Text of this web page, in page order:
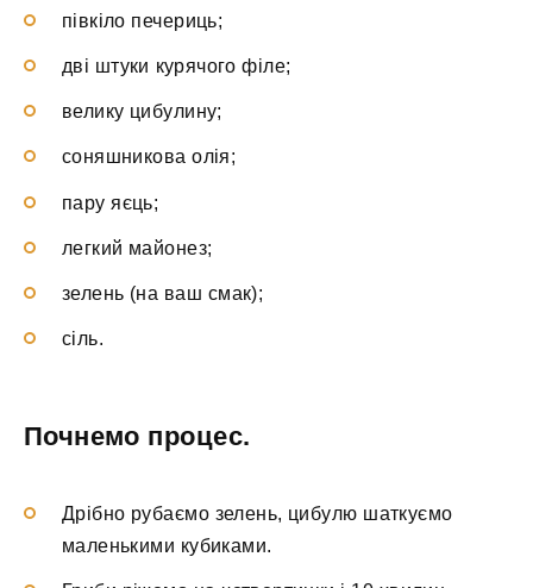
півкіло печериць;
дві штуки курячого філе;
велику цибулину;
соняшникова олія;
пару яєць;
легкий майонез;
зелень (на ваш смак);
сіль.
Почнемо процес.
Дрібно рубаємо зелень, цибулю шаткуємо
маленькими кубиками.